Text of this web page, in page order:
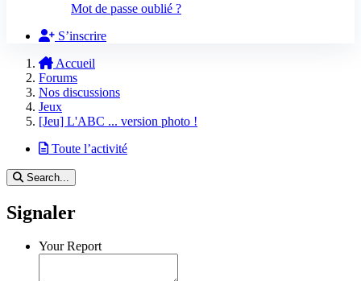
Mot de passe oublié ?
S’inscrire
Accueil
Forums
Nos discussions
Jeux
[Jeu] L'ABC ... version photo !
Toute l’activité
Search...
Signaler
Your Report